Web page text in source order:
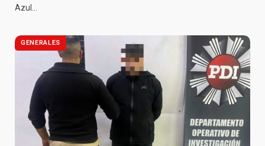
Azul…
GENERALES